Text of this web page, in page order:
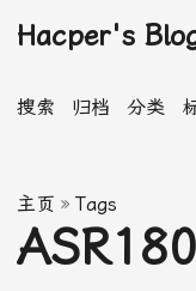
Hacper's
搜索 归档 分类
主页 » Tags